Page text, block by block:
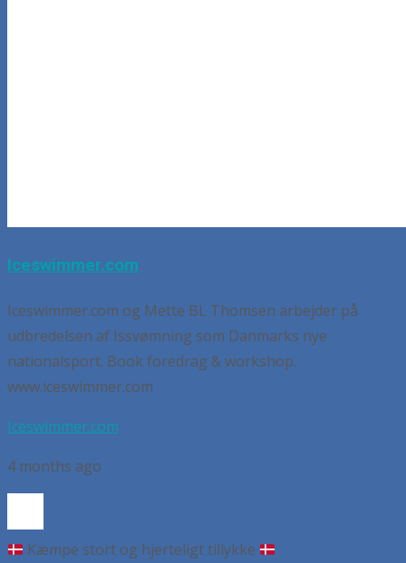
Iceswimmer.com
Iceswimmer.com og Mette BL Thomsen arbejder på
udbredelsen af Issvømning som Danmarks nye
nationalsport. Book foredrag & workshop.
www.iceswimmer.com
Iceswimmer.com
4 months ago
Kæmpe stort og hjerteligt tillykke